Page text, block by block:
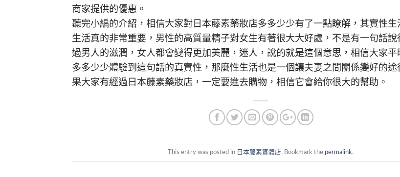
商家提供的優惠。
聽完小編的介紹，相信大家對 日本藤素藥妝店多多少少有了一點瞭解，其實性生
生活真的非常重要，男性的高質量精子對女生有著很大大好處，不是有一句話說
過男人的滋潤，女人都會變得更加美麗，迷人，說的就是這個意思，相信大家平
多多少少體驗到這句話的真實性，那麼性生活也是一個讓夫妻之間關係變好的途
果大家有經過 日本藤素藥妝店，一定要進去購物，相信它會給你很大的幫助。
This entry was posted in 日本藤素實體店. Bookmark the permalink.